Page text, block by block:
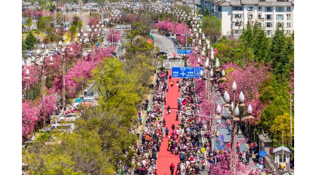
学术中国 乡村振兴 银龄 溯源中国
城市 旅游 能源 会展
彩票 娱乐 时尚 悦读
公益 一带一路 亚太网 上市公司
文化产业